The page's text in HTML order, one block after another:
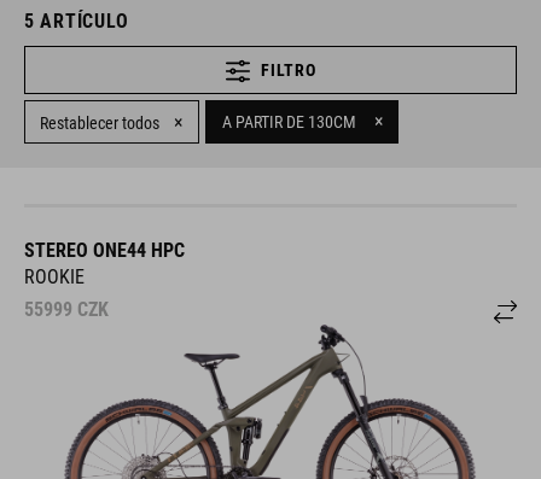
5 ARTÍCULO
FILTRO
Restablecer todos × A PARTIR DE 130CM ×
STEREO ONE44 HPC
ROOKIE
55999 CZK